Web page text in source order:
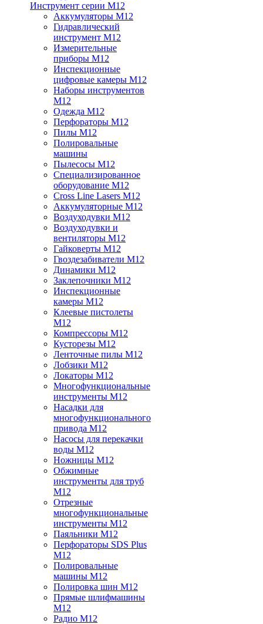
Инструмент серии M12
Аккумуляторы M12
Гидравлический
инструмент M12
Измерительные
приборы M12
Инспекционные
цифровые камеры M12
Наборы инструментов
M12
Одежда M12
Перфораторы M12
Пилы M12
Полировальные
машины
Пылесосы M12
Специализированное
оборудование M12
Cross Line Lasers M12
Аккумуляторные M12
Воздуходувки M12
Воздуходувки и
вентиляторы M12
Гайковерты M12
Гвоздезабиватели M12
Динамики M12
Заклепочники M12
Инспекционные
камеры M12
Клеевые пистолеты
M12
Компрессоры M12
Кусторезы M12
Ленточные пилы M12
Лобзики M12
Локаторы M12
Многофункциональные
инструменты M12
Насадки для
многофункционального
привода M12
Насосы для перекачки
воды M12
Ножницы M12
Обжимные
инструменты для труб
M12
Отрезные
многофункциональные
инструменты M12
Паяльники M12
Перфораторы SDS Plus
M12
Полировальные
машины M12
Полировка шин M12
Прямые шлифмашины
M12
Радио M12